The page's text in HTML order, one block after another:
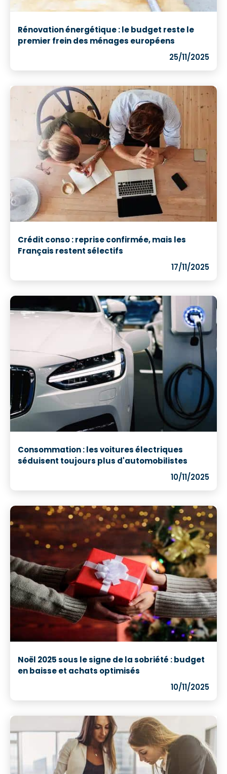
Rénovation énergétique : le budget reste le
premier frein des ménages européens
25/11/2025
Crédit conso : reprise confirmée, mais les
Français restent sélectifs
17/11/2025
Consommation : les voitures électriques
séduisent toujours plus d'automobilistes
10/11/2025
Noël 2025 sous le signe de la sobriété : budget
en baisse et achats optimisés
10/11/2025